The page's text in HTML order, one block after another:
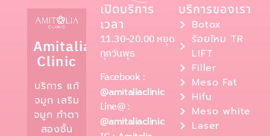
Amitalia
Clinic
บริการ แก้
จมูก เสริม
จมูก ทำตา
สองชั้น
เปิดบริการ
เวลา
11.30-20.00 หยุด
ทุกวันพุธ
Facebook :
@amitaliaclinic
Line@ :
@amitaliaclinic
บริการของเรา
Botox
ร้อยไหม TR
LIFT
Filler
Meso Fat
Hifu
Meso white
Laser